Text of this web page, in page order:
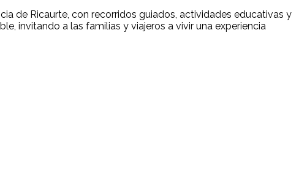
de Ricaurte, con recorridos guiados, actividades educativas y
invitando a las familias y viajeros a vivir una experiencia